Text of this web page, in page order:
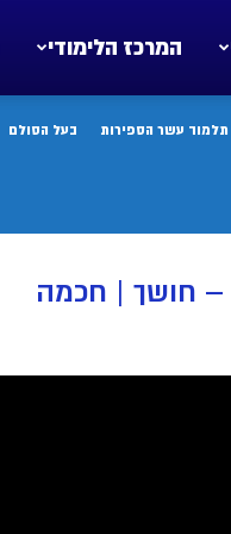
המרכז הלימודי
תלמוד עשר הספירות בעל הסולם
– חושך | חכמה